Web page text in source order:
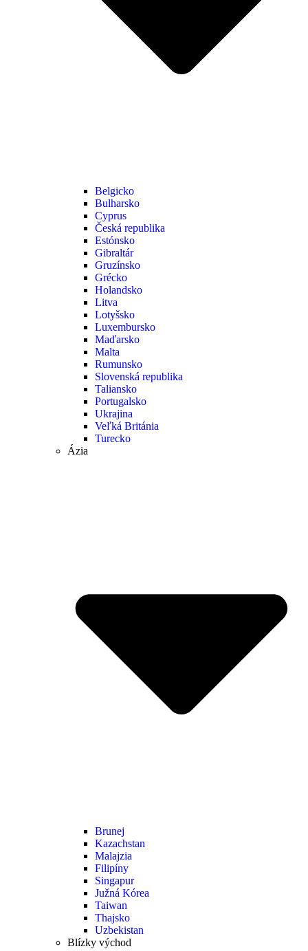
Belgicko
Bulharsko
Cyprus
Česká republika
Estónsko
Gibraltár
Gruzínsko
Grécko
Holandsko
Litva
Lotyšsko
Luxembursko
Maďarsko
Malta
Rumunsko
Slovenská republika
Taliansko
Portugalsko
Ukrajina
Veľká Británia
Turecko
Ázia
Brunej
Kazachstan
Malajzia
Filipíny
Singapur
Južná Kórea
Taiwan
Thajsko
Uzbekistan
Blízky východ